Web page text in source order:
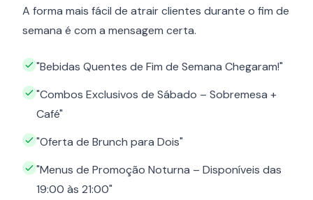
A forma mais fácil de atrair clientes durante o fim de
semana é com a mensagem certa.
"Bebidas Quentes de Fim de Semana Chegaram!"
"Combos Exclusivos de Sábado – Sobremesa +
Café"
"Oferta de Brunch para Dois"
"Menus de Promoção Noturna – Disponíveis das
19:00 às 21:00"